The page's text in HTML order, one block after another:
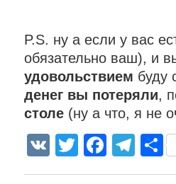
P.S. ну а если у вас
обязательно ваш), и
удовольствием буду
денег вы потеряли,
столе (ну а что, я не
VK Twitter